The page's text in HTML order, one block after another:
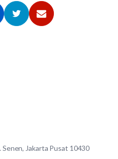
Senen, Jakarta Pusat 10430